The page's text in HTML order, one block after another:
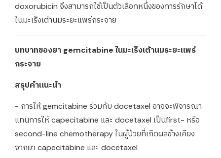
doxorubicin จึงสามารถใช้เป็นตัวเลือกหนึ่งของการรักษาได้
ในมะเร็งเต้านมระยะแพร่กระจาย
บทบาทของยา gemcitabine ในมะเร็งเต้านมระยะแพร่
กระจาย
สรุปคำแนะนำ
- การให้ gemcitabine ร่วมกับ docetaxel อาจจะพิจารณา
แทนการให้ capecitabine และ docetaxel เป็นfirst- หรือ
second-line chemotherapy ในผู้ป่วยที่เกิดผลข้างเคียง
จากยา capecitabine และ docetaxel